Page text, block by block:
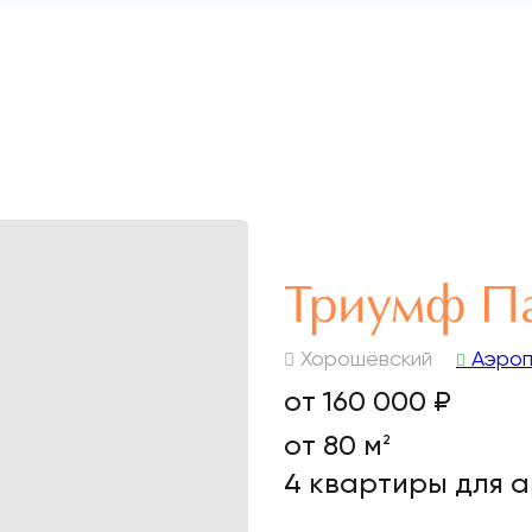
Триумф
Хорошёвский
от 160 000 ₽
от 80 м 2
4 квартиры для